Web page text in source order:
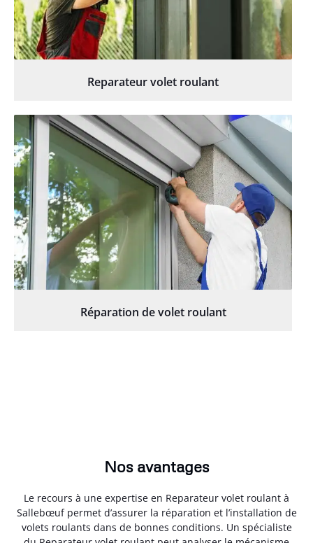
Reparateur volet roulant
Réparation de volet roulant
Nos avantages
Le recours à une expertise en Reparateur volet roulant à
Sallebœuf permet d’assurer la réparation et l’installation de
volets roulants dans de bonnes conditions. Un spécialiste